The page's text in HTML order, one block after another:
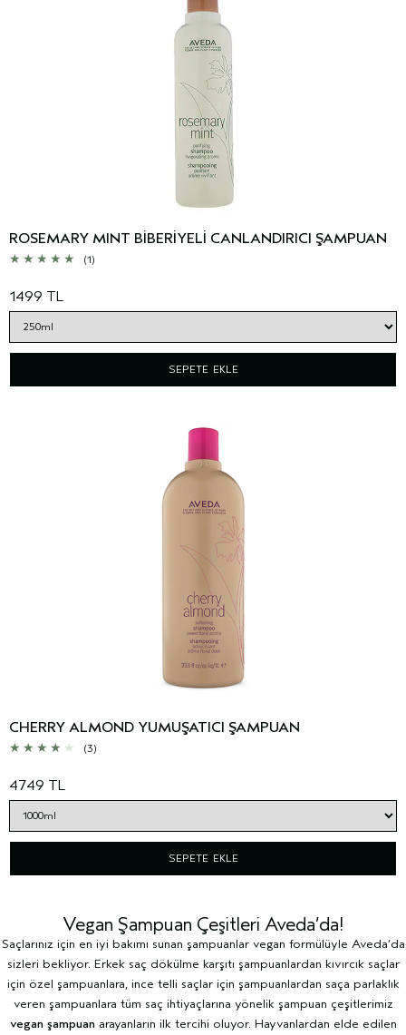
ROSEMARY MINT BİBERİYELİ CANLANDIRICI ŞAMPUAN
(1)
1499 TL
SEPETE EKLE
CHERRY ALMOND YUMUŞATICI ŞAMPUAN
(3)
4749 TL
SEPETE EKLE
Vegan Şampuan Çeşitleri Aveda’da!
Saçlarınız için en iyi bakımı sunan şampuanlar vegan formülüyle Aveda’da
sizleri bekliyor. Erkek saç dökülme karşıtı şampuanlardan kıvırcık saçlar
için özel şampuanlara, ince telli saçlar için şampuanlardan saça parlaklık
veren şampuanlara tüm saç ihtiyaçlarına yönelik şampuan çeşitlerimiz
vegan şampuanarayanların ilk tercihi oluyor. Hayvanlardan elde edilen